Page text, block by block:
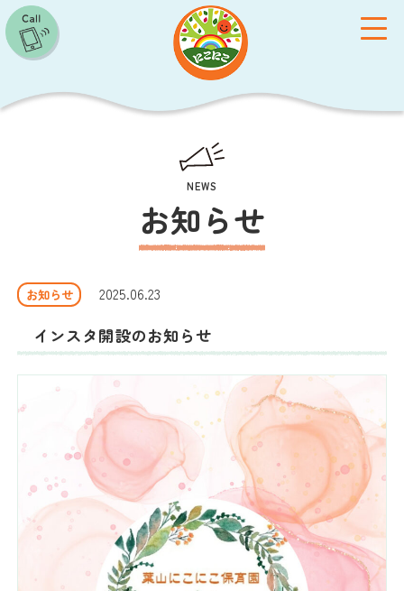
toggle
保育方針
入園案内 園の取り組み
法人概要 お知らせ
NEWS
お知らせ
お知らせ 2025.06.23
インスタ開設のお知らせ